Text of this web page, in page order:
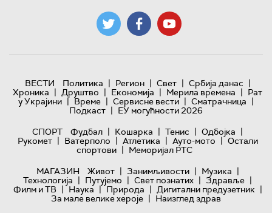
ВЕСТИ Политика | Регион | Свет | Србија данас |
Хроника | Друштво | Економија | Мерила времена | Рат
у Украјини | Време | Сервисне вести | Сматрачница |
Подкаст | ЕУ могућности 2026
СПОРТ
Фудбал | Кошарка | Тенис | Одбојка |
Рукомет | Ватерполо | Атлетика | Ауто-мото | Остали
спортови | Меморијал РТС
МАГАЗИН
Живот | Занимљивости | Музика |
Технологијa | Путујемо | Свет познатих | Здравље |
Филм и ТВ | Наука | Природа | Дигитални предузетник |
За мале велике хероје | Наизглед здрав